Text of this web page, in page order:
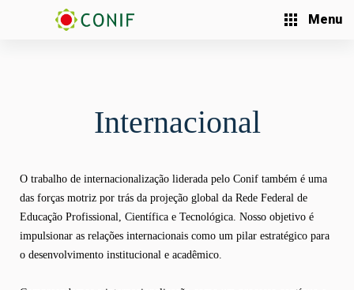
Menu
Internacional
O trabalho de internacionalização liderada pelo Conif também é uma
das forças motriz por trás da projeção global da Rede Federal de
Educação Profissional, Científica e Tecnológica. Nosso objetivo é
impulsionar as relações internacionais como um pilar estratégico para
o desenvolvimento institucional e acadêmico.